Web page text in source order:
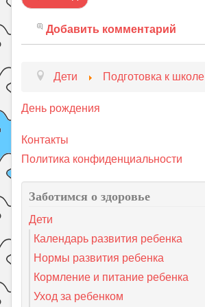
Добавить комментарий
Дети Подготовка к школе
День рождения
Контакты
Политика конфиденциальности
Заботимся о здоровье
Дети
Календарь развития ребенка
Нормы развития ребенка
Кормление и питание ребенка
Уход за ребенком